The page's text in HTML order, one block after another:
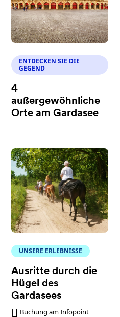
ENTDECKEN SIE DIE
GEGEND
4
außergewöhnliche
Orte am Gardasee
UNSERE ERLEBNISSE
Ausritte durch die
Hügel des
Gardasees
Buchung am Infopoint